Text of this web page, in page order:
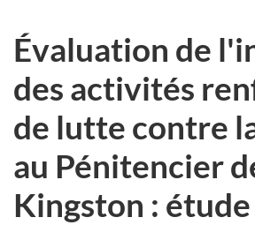
Évaluation de
des activités
de lutte contre
au Pénitencier
Kingston :